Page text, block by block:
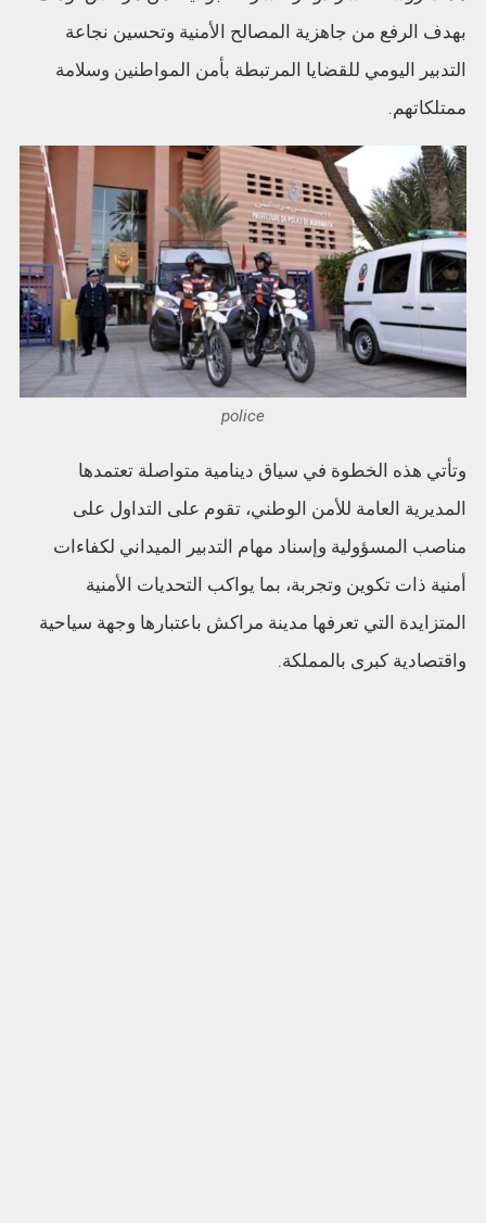
بهدف الرفع من جاهزية المصالح الأمنية وتحسين نجاعة
التدبير اليومي للقضايا المرتبطة بأمن المواطنين وسلامة
ممتلكاتهم.
police
وتأتي هذه الخطوة في سياق دينامية متواصلة تعتمدها
المديرية العامة للأمن الوطني، تقوم على التداول على
مناصب المسؤولية وإسناد مهام التدبير الميداني لكفاءات
أمنية ذات تكوين وتجربة، بما يواكب التحديات الأمنية
المتزايدة التي تعرفها مدينة مراكش باعتبارها وجهة سياحية
واقتصادية كبرى بالمملكة.